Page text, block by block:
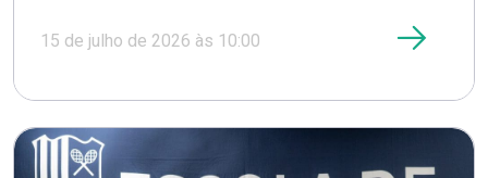
15 de julho de 2026 às 10:00